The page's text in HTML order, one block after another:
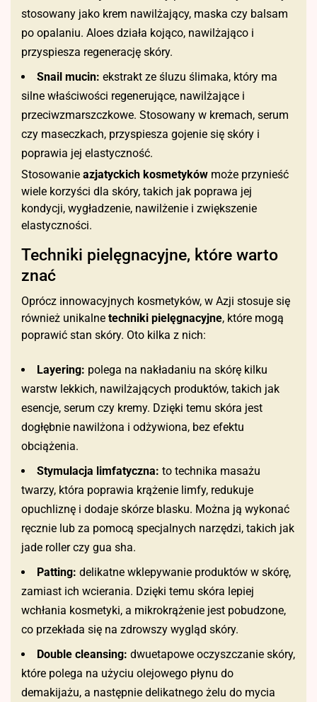
stosowany jako krem nawilżający, maska czy balsam
po opalaniu. Aloes działa kojąco, nawilżająco i
przyspiesza regenerację skóry.
Snail mucin: ekstrakt ze śluzu ślimaka, który ma
silne właściwości regenerujące, nawilżające i
przeciwzmarszczkowe. Stosowany w kremach, serum
czy maseczkach, przyspiesza gojenie się skóry i
poprawia jej elastyczność.
Stosowanie azjatyckich kosmetyków może przynieść
wiele korzyści dla skóry, takich jak poprawa jej
kondycji, wygładzenie, nawilżenie i zwiększenie
elastyczności.
Techniki pielęgnacyjne, które warto
znać
Oprócz innowacyjnych kosmetyków, w Azji stosuje się
również unikalne techniki pielęgnacyjne, które mogą
poprawić stan skóry. Oto kilka z nich:
Layering: polega na nakładaniu na skórę kilku
warstw lekkich, nawilżających produktów, takich jak
esencje, serum czy kremy. Dzięki temu skóra jest
dogłębnie nawilżona i odżywiona, bez efektu
obciążenia.
Stymulacja limfatyczna: to technika masażu
twarzy, która poprawia krążenie limfy, redukuje
opuchliznę i dodaje skórze blasku. Można ją wykonać
ręcznie lub za pomocą specjalnych narzędzi, takich jak
jade roller czy gua sha.
Patting: delikatne wklepywanie produktów w skórę,
zamiast ich wcierania. Dzięki temu skóra lepiej
wchłania kosmetyki, a mikrokrążenie jest pobudzone,
co przekłada się na zdrowszy wygląd skóry.
Double cleansing: dwuetapowe oczyszczanie skóry,
które polega na użyciu olejowego płynu do
demakijażu, a następnie delikatnego żelu do mycia